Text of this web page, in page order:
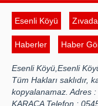
Esenli Köyü
Haberler Haber
Esenli Köyü,Esenli
Tüm Hakları saklıdır,
kopyalanamaz. Adres
KARACA Telefon :